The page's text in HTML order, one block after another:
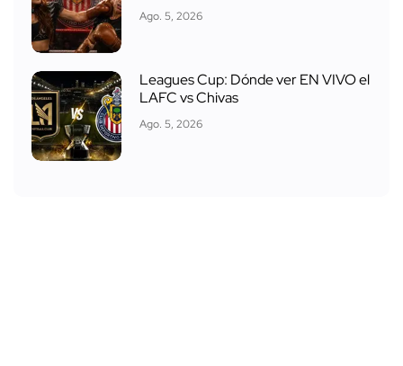
Ago. 5, 2026
Leagues Cup: Dónde ver EN VIVO el
LAFC vs Chivas
Ago. 5, 2026